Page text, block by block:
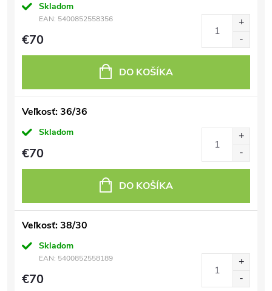
Skladom
EAN: 5400852558356
€70
DO KOŠÍKA
Veľkosť: 36/36
Skladom
€70
DO KOŠÍKA
Veľkosť: 38/30
Skladom
EAN: 5400852558189
€70